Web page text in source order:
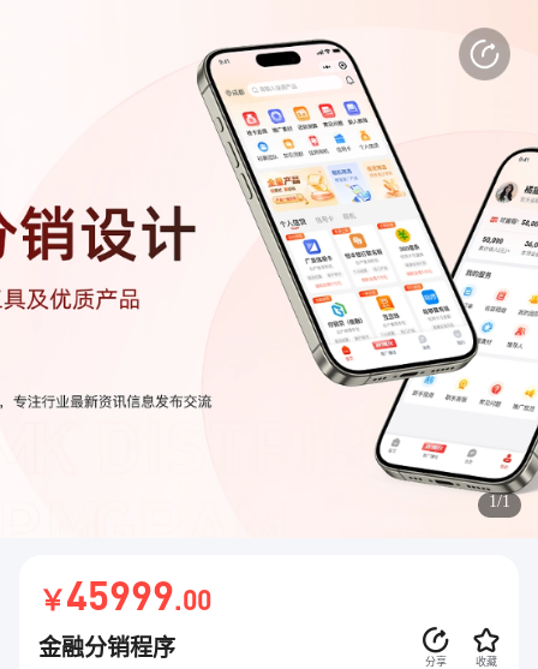
1/1
￥45999.00
金融分销程序
分享 收藏